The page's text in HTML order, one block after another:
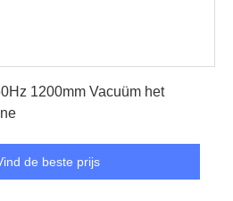
1200mm Vacuüm het
de beste prijs